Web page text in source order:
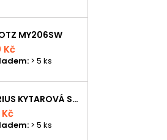
MY206SW
Kč
> 5 ks
SIRIUS KYTAROVÁ STRUNA
Kč
> 5 ks